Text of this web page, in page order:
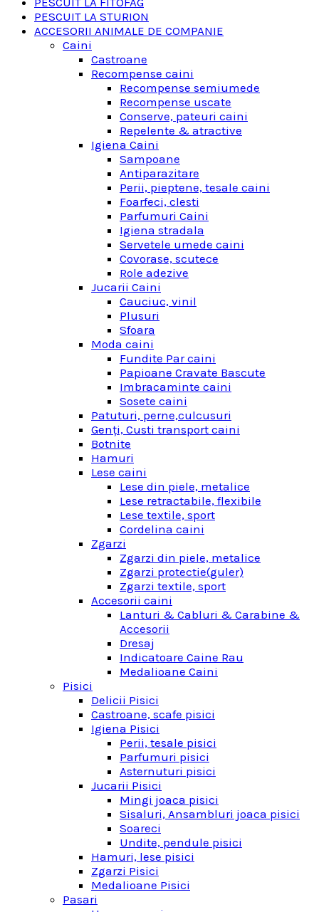
PESCUIT LA STURION
ACCESORII ANIMALE DE COMPANIE
Caini
Castroane
Recompense caini
Recompense semiumede
Recompense uscate
Conserve, pateuri caini
Repelente & atractive
Igiena Caini
Sampoane
Antiparazitare
Perii, pieptene, tesale caini
Foarfeci, clesti
Parfumuri Caini
Igiena stradala
Servetele umede caini
Covorase, scutece
Role adezive
Jucarii Caini
Cauciuc, vinil
Plusuri
Sfoara
Moda caini
Fundite Par caini
Papioane Cravate Bascute
Imbracaminte caini
Sosete caini
Patuturi, perne,culcusuri
Genţi, Custi transport caini
Botnite
Hamuri
Lese caini
Lese din piele, metalice
Lese retractabile, flexibile
Lese textile, sport
Cordelina caini
Zgarzi
Zgarzi din piele, metalice
Zgarzi protectie(guler)
Zgarzi textile, sport
Accesorii caini
Lanturi & Cabluri & Carabine &
Accesorii
Dresaj
Indicatoare Caine Rau
Medalioane Caini
Pisici
Delicii Pisici
Castroane, scafe pisici
Igiena Pisici
Perii, tesale pisici
Parfumuri pisici
Asternuturi pisici
Jucarii Pisici
Mingi joaca pisici
Sisaluri, Ansambluri joaca pisici
Soareci
Undite, pendule pisici
Hamuri, lese pisici
Zgarzi Pisici
Medalioane Pisici
Pasari